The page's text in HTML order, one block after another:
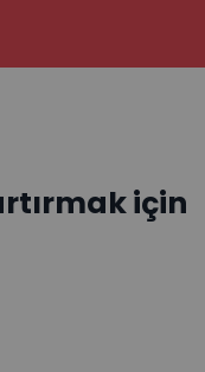
için